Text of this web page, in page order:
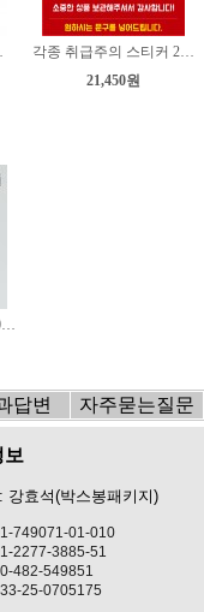
롤]
각종 취급주의 스티커 24종
21,450원
박스봉 기성 스티커 100장씩 구매~
답변 자주묻는질문
보
강효석(박스봉패키지)
749071-01-010
2277-3885-51
482-549851
25-0705175